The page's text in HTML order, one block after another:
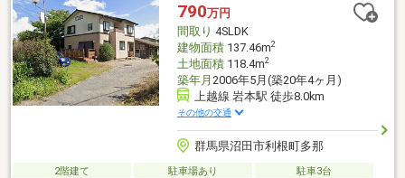
790万円
間取り 4SLDK
建物面積137.46m2
土地面積118.4m2
築年月 2006年5月(築20年4ヶ月)
上越線 岩本駅 徒歩8.0km
その他の交通
群馬県沼田市利根町多那
2階建て 駐車場あり
駐車3台